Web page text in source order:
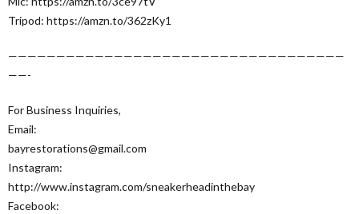
Tripod: https://amzn.to/362zKy1
———————————————————————————————————
——-
For Business Inquiries,
Email:
bayrestorations@gmail.com
Instagram:
http://www.instagram.com/sneakerheadinthebay
Facebook: